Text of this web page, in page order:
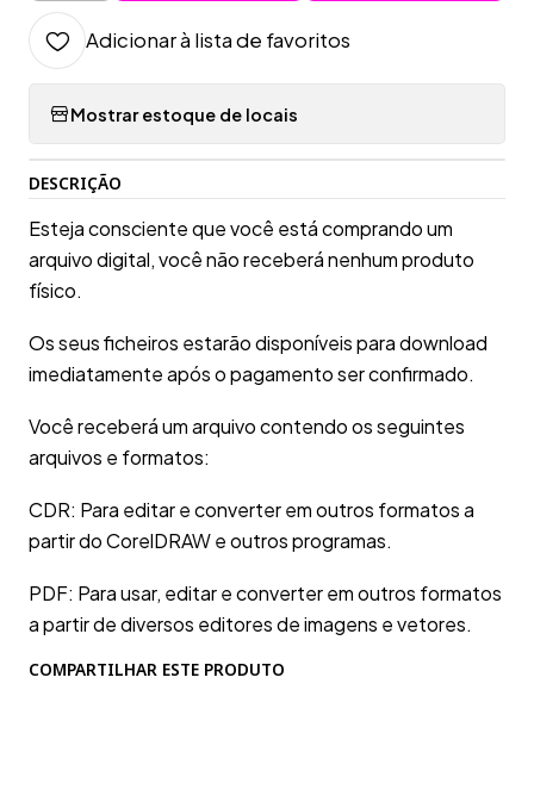
Adicionar à lista de favoritos
Mostrar estoque de locais
DESCRIÇÃO
Esteja consciente que você está comprando um
arquivo digital, você não receberá nenhum produto
físico.
Os seus ficheiros estarão disponíveis para download
imediatamente após o pagamento ser confirmado.
Você receberá um arquivo contendo os seguintes
arquivos e formatos:
CDR: Para editar e converter em outros formatos a
partir do CorelDRAW e outros programas.
PDF: Para usar, editar e converter em outros formatos
a partir de diversos editores de imagens e vetores.
COMPARTILHAR ESTE PRODUTO